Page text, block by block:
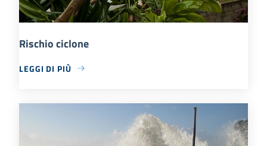
Rischio ciclone
LEGGI DI PIÙ